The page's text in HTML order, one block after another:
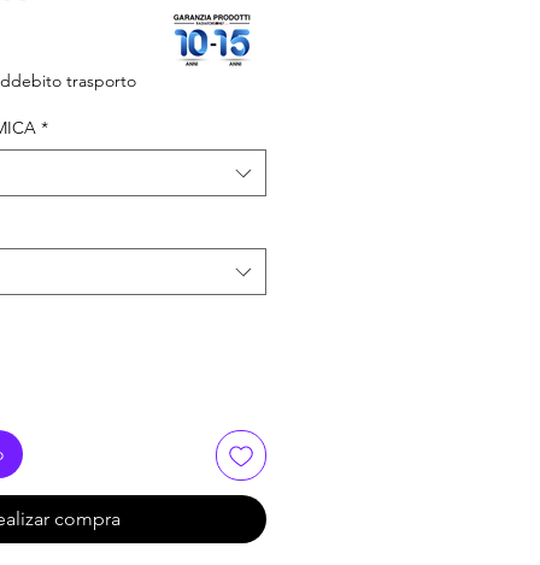
trasporto
*
compra